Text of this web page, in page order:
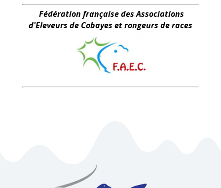
Fédération française des Associations
d'Eleveurs de Cobayes et rongeurs de races